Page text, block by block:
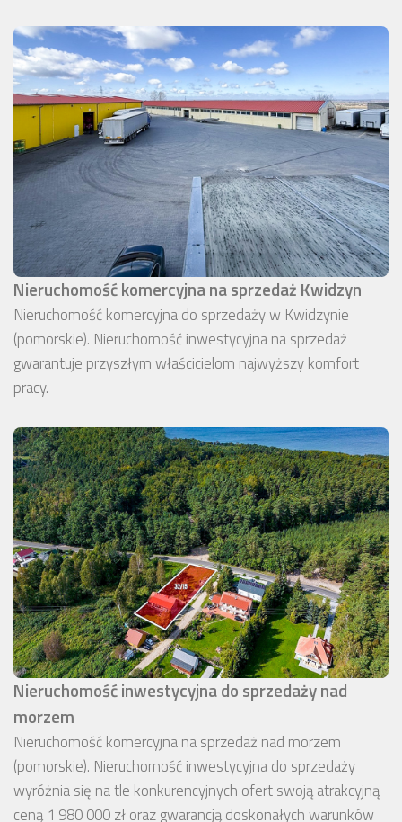
Nieruchomość komercyjna na sprzedaż Kwidzyn
Nieruchomość komercyjna do sprzedaży w Kwidzynie
(pomorskie). Nieruchomość inwestycyjna na sprzedaż
gwarantuje przyszłym właścicielom najwyższy komfort
pracy.
Nieruchomość inwestycyjna do sprzedaży nad
morzem
Nieruchomość komercyjna na sprzedaż nad morzem
(pomorskie). Nieruchomość inwestycyjna do sprzedaży
wyróżnia się na tle konkurencyjnych ofert swoją atrakcyjną
ceną 1 980 000 zł oraz gwarancją doskonałych warunków